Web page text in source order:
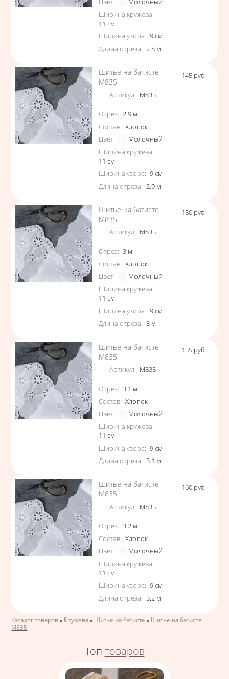
Ширина кружева:
11 см
Ширина узора: 9см
Длина отреза: 2.8 м
Шитье на батисте
М835
Артикул: М835
Характеристики
Отрез: 2.9 м
Состав: Хлопок
Цвет:
Молочный
Ширина кружева:
11 см
Ширина узора: 9см
Длина отреза: 2.9 м
Цена
145 руб.
Шитье на батисте
М835
Артикул: М835
Характеристики
Отрез: 3 м
Состав: Хлопок
Цвет:
Молочный
Ширина кружева:
11 см
Ширина узора: 9см
Длина отреза: 3 м
Цена
150 руб.
Шитье на батисте
М835
Артикул: М835
Характеристики
Отрез: 3.1 м
Состав: Хлопок
Цвет:
Молочный
Ширина кружева:
11 см
Ширина узора: 9см
Длина отреза: 3.1 м
Цена
155 руб.
Шитье на батисте
М835
Артикул: М835
Характеристики
Отрез: 3.2 м
Состав: Хлопок
Цвет:
Молочный
Ширина кружева:
11 см
Ширина узора: 9см
Длина отреза: 3.2 м
Цена
160 руб.
Вы здесь
Каталог товаров » Кружева » Шитье на батисте » Шитье на батисте
М835
Топ товаров